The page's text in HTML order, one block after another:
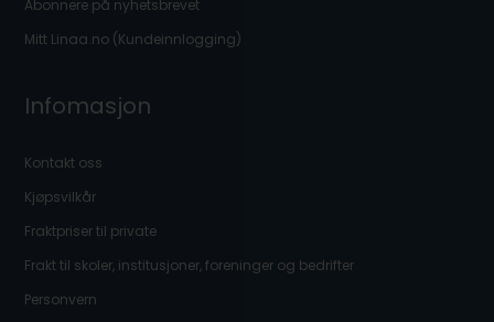
Abonnere på nyhetsbrevet
Mitt Linaa.no (Kundeinnlogging)
Infomasjon
Kontakt oss
Kjøpsvilkår
Fraktpriser til private
Frakt til skoler, institusjoner, foreninger og bedrifter
Personvern